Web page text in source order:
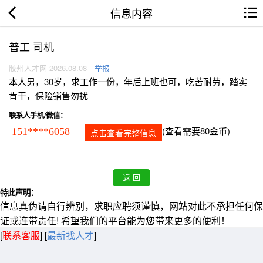
信息内容
普工 司机
胶州人才网 2026.08.08 举报
本人男，30岁，求工作一份，年后上班也可，吃苦耐劳，踏实
肯干，保险销售勿扰
联系人手机/微信：
151****6058 点击查看完整信息 (查看需要80金币)
特此声明：
信息真伪请自行辨别，求职应聘须谨慎，网站对此不承担任何保
证或连带责任! 希望我们的平台能为您带来更多的便利！
[联系客服] [最新找人才]